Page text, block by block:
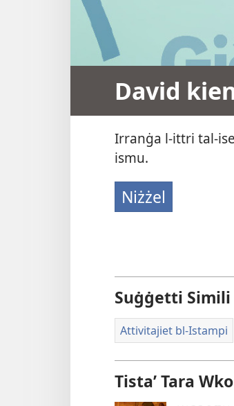
David
Irranġa l-​ittri tal-​
ismu.
Niżżel
Suġġetti Simili
Attivitajiet bl-Istampi
Tistaʼ Tara